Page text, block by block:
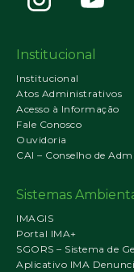
Institucional
Institucional
Atos Administrativos
Acesso à Informação
Fale Conosco
Ouvidoria
CAI – Conselho de
Sistemas
IMAGIS
Portal IMA+
SGORS – Sistema de
Aplicativo IMA